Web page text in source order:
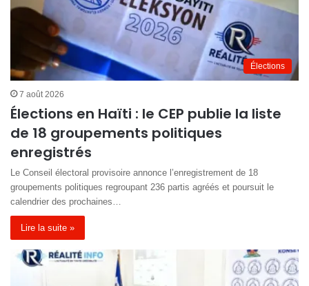
Élections
7 août 2026
Élections en Haïti : le CEP publie la liste
de 18 groupements politiques
enregistrés
Le Conseil électoral provisoire annonce l’enregistrement de 18
groupements politiques regroupant 236 partis agréés et poursuit le
calendrier des prochaines…
Lire la suite »